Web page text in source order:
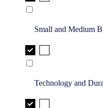
Small and Medium
Technology and